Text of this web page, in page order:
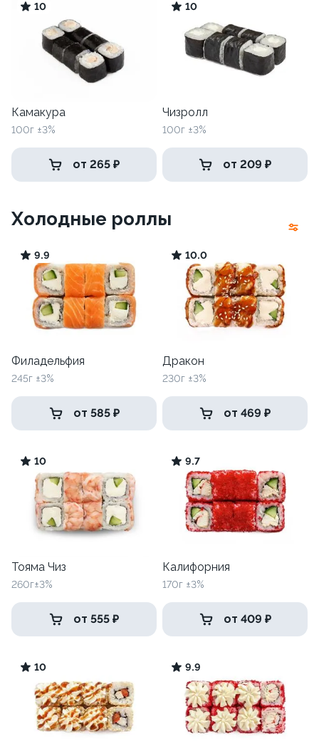
10
Камакура
100г ±3%
от 265 ₽
10
Чизролл
100г ±3%
от 209 ₽
Холодные роллы
9.9
Филадельфия
245г ±3%
от 585 ₽
10.0
Дракон
230г ±3%
от 469 ₽
10
Тояма Чиз
260г±3%
от 555 ₽
9.7
Калифорния
170г ±3%
от 409 ₽
10 9.9